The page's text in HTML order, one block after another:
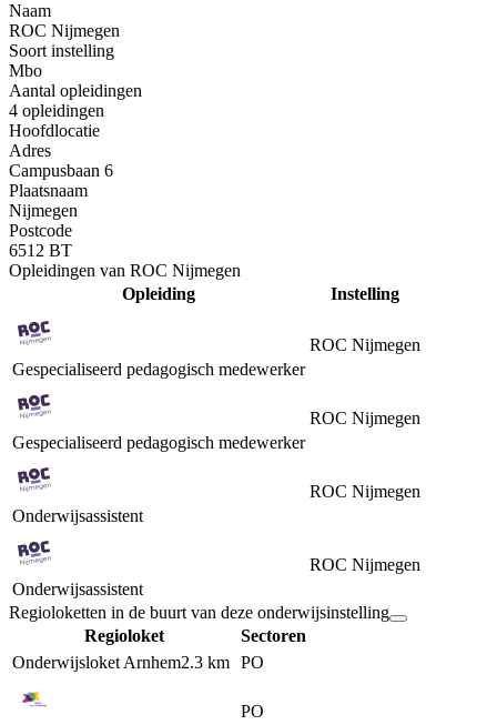
Naam
ROC Nijmegen
Soort instelling
Mbo
Aantal opleidingen
4 opleidingen
Hoofdlocatie
Adres
Campusbaan 6
Plaatsnaam
Nijmegen
Postcode
6512 BT
Opleidingen van ROC Nijmegen
Opleiding
Instelling
Gespecialiseerd pedagogisch medewerker
ROC Nijmegen
Gespecialiseerd pedagogisch medewerker
ROC Nijmegen
Onderwijsassistent
ROC Nijmegen
Onderwijsassistent
ROC Nijmegen
Regioloketten in de buurt van deze onderwijsinstelling
Regioloket
Sectoren
Onderwijsloket Arnhem2.3 km PO
PO